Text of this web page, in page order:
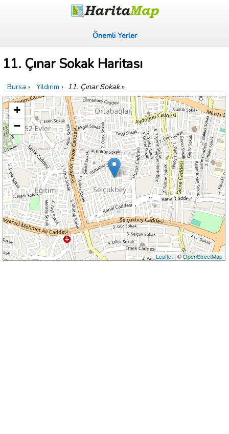
Önemli Yerler
11. Çınar Sokak Haritası
Bursa › Yıldırım › 11. Çınar Sokak»
+
−
Leaflet| ©OpenStreetMap